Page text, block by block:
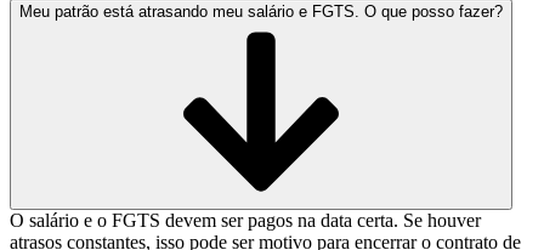
Meu patrão está atrasando meu salário e FGTS. O que posso fazer?
O salário e o FGTS devem ser pagos na data certa. Se houver
atrasos constantes, isso pode ser motivo para encerrar o contrato de